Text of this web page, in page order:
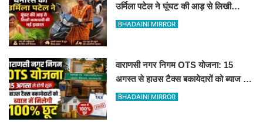
उर्मिला पटेल ने घूंघट की आड़ से लिखी
कामयाबी की नई इबारत"
BHADAINI MIRROR
वाराणसी नगर निगम OTS योजना: 15
अगस्त से हाउस टैक्स बकायेदारों को ब्याज में
मिलेगी 100% छूट
BHADAINI MIRROR